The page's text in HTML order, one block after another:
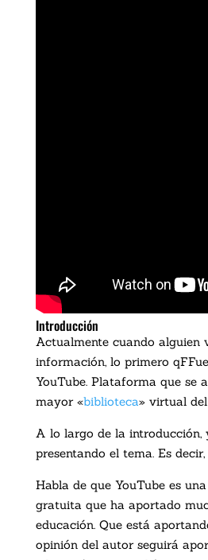
Introducción
Actualmente cuando alguien
información, lo primero
YouTube. Plataforma que se
mayor «biblioteca» virtual
A lo largo de la introducción,
presentando el tema. Es
Habla de que YouTube es
gratuita que ha aportado
educación. Que está
opinión del autor seguirá